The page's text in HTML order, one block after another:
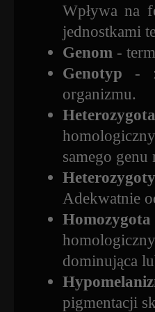
Wpływa na
jednostkami
Genom -
Genotyp -
organizmu.
Heterozygota
samego genu
Adekwatnie
Homozygota
dominująca
pigmentacji